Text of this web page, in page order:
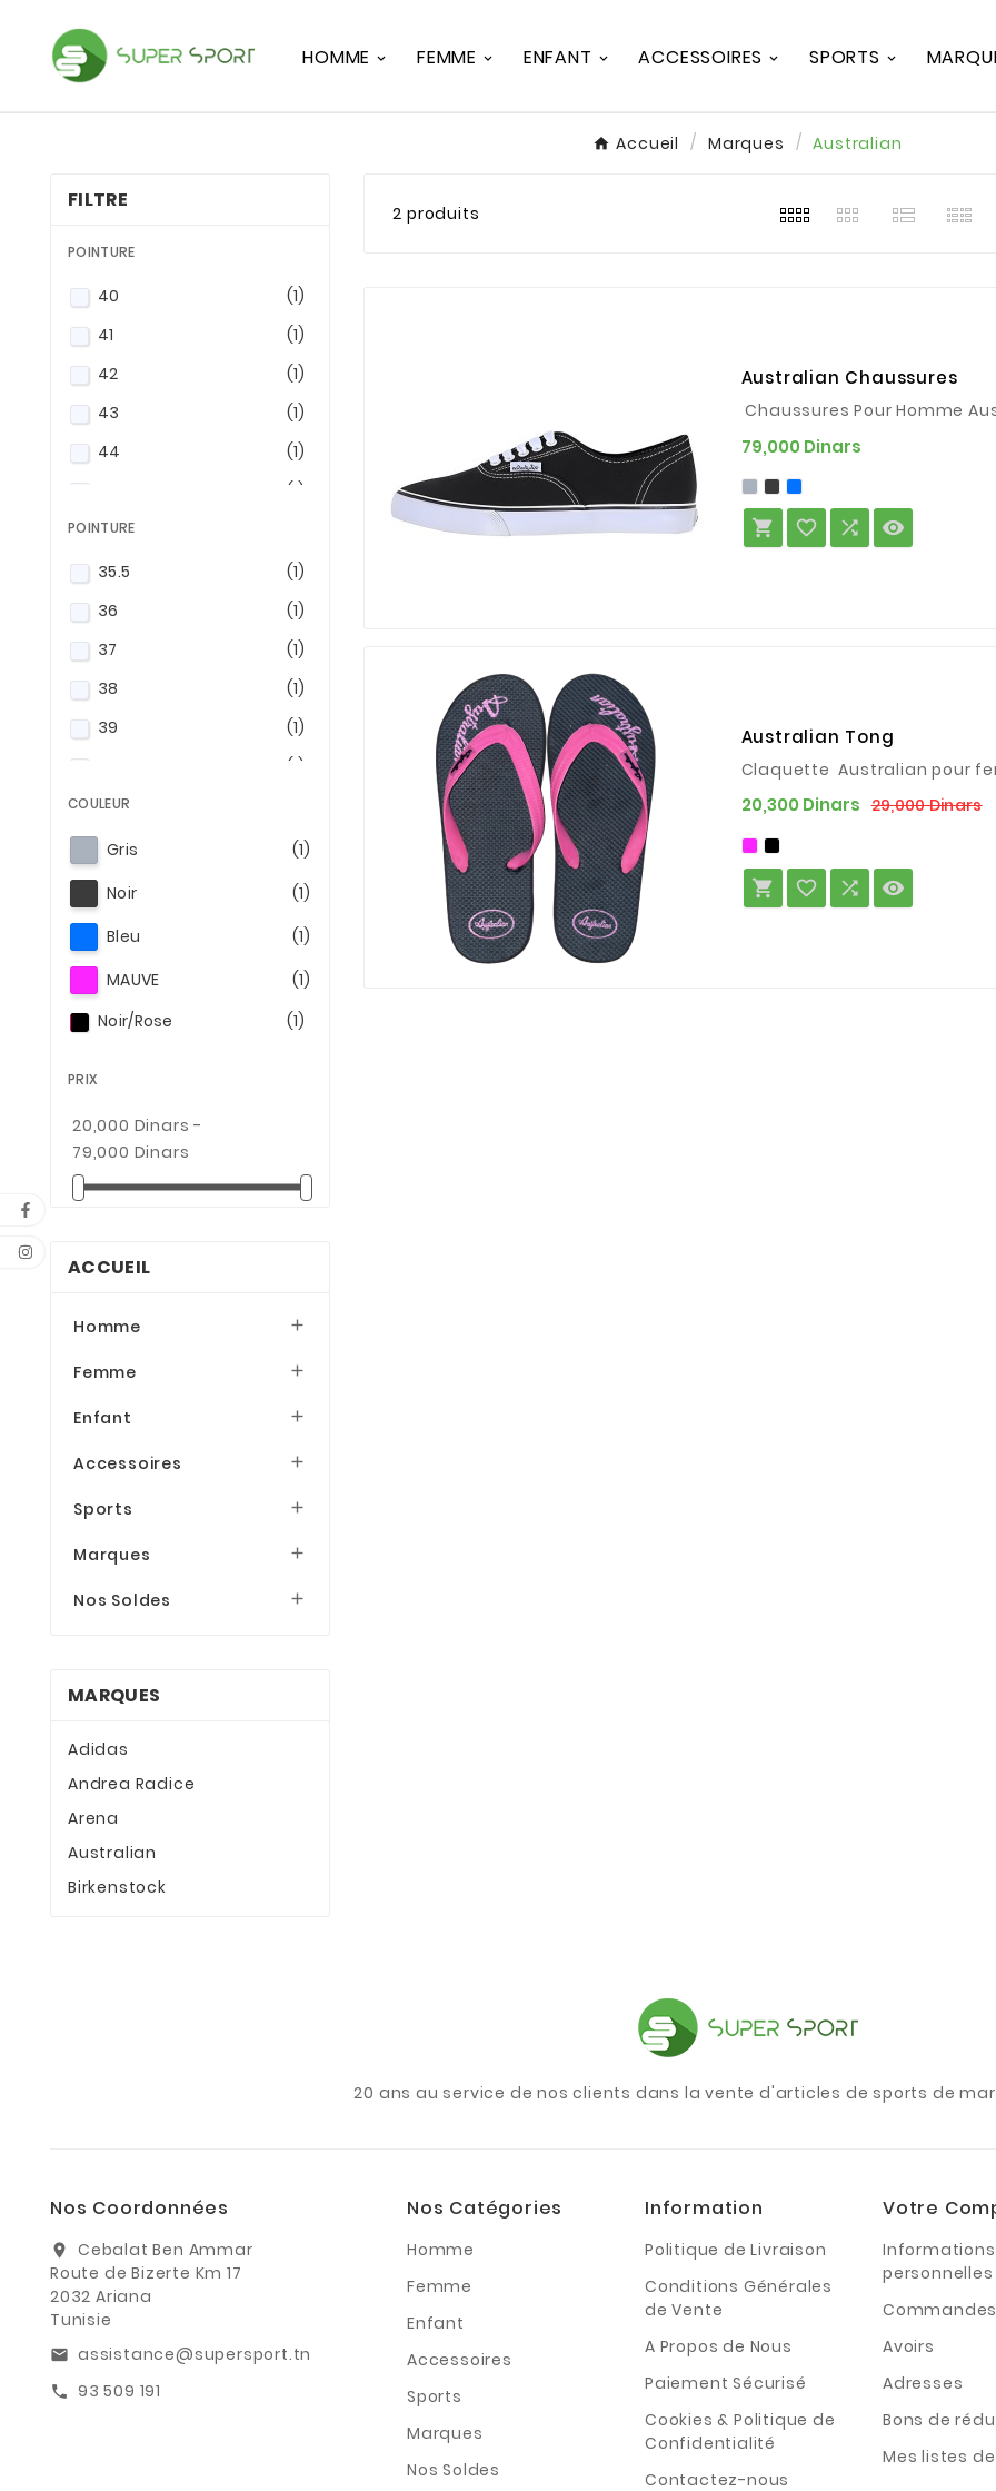
HOMME FEMME ENFANT ACCESSOIRES SPORTS
Accueil Marques Australian
FILTRE
POINTURE
40
(1)
41
(1)
42
(1)
43
(1)
44
(1)
(1)
POINTURE
35.5
(1)
36
(1)
37
(1)
38
(1)
39
(1)
(1)
41
COULEUR
Gris
(1)
Noir
(1)
Bleu
(1)
MAUVE
(1)
Noir/Rose
(1)
PRIX
20,000 Dinars -
79,000 Dinars
ACCUEIL
Homme 
Femme 
Enfant 
Accessoires 
Sports 
Marques 
Nos Soldes 
MARQUES
Adidas
Andrea Radice
Arena
Australian
Birkenstock
2 produits
Australian Chaussures
Chaussures Pour Homme
79,000 Dinars
   
Australian Tong
Claquette Australian pour
20,300 Dinars 29,000 Dinars
   
20 ans au service de nos clients dans la vente d'articles de sports de
Nos Coordonnées
location_on
Cebalat Ben Ammar
Route de Bizerte Km 17
2032 Ariana
Tunisie
email assistance@supersport.tn
call 93 509 191
Nos Catégories
Homme
Femme
Enfant
Accessoires
Sports
Marques
Nos Soldes
Information
Politique de Livraison
Conditions Générales
de Vente
A Propos de Nous
Paiement Sécurisé
Cookies & Politique de
Confidentialité
Contactez-nous
Votre
Informations
personnelles
Commandes
Avoirs
Adresses
Bons de
Mes listes